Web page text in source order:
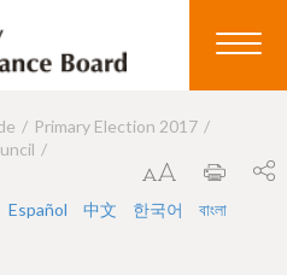
Primary Election 2017
Español 中文 한국어 বাংলা